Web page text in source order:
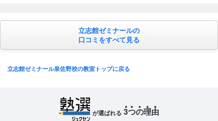
た、テスト対策のプリント配布や、過去問の配布、 といった
テスト対策を行ってくれるので、成績の向上にも繋がりま
クラス分けがあり、定期的に塾でテストを行って、自分のレ
ていく感じでした。 分からないところは、授業や、休み時間
で、聞けば、丁寧に教えてくださいます。ヒントなども与え
立志館ゼミナールの
口コミをすべて見る
立志館ゼミナール泉佐野校の教室トップに戻る
が選ばれる 3つの理由